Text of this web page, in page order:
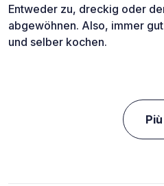
Entweder zu, dreckig oder
abgewöhnen. Also, immer
und selber kochen.
Più